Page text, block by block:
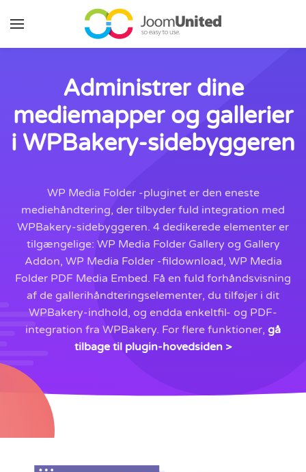
Gå til hovedindhold
Administrer dine
mediemapper og gallerier
i WPBakery-sidebyggeren
WP Media Folder -pluginet er den eneste
mediehåndtering, der tilbyder fuld integration med
WPBakery-sidebyggeren. 4 dedikerede elementer er
tilgængelige: WP Media Folder Gallery og Gallery
Addon, WP Media Folder -fildownload, WP Media
Folder PDF Media Embed. Få en fuld forhåndsvisning
af de gallerihåndteringselementer, du tilføjer i dit
WPBakery-indhold, og endda enkeltfil- og PDF-
integration fra WPBakery. For flere funktioner, gå
tilbage til plugin-hovedsiden >